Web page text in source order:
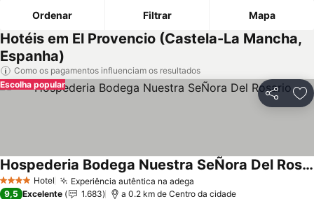
Ordenar Filtrar Mapa
Hotéis em El Provencio (Castela-La Mancha,
Espanha)
Como os pagamentos influenciam os resultados
Partilhar
Escolha popular
4 EstrelasHotel Experiência autêntica na adega
Hospederia Bodega Nuestra SeÑora Del Rosario
Ver preços
9,5 Excelente 1.683 a 0.2 km de Centro da cidade